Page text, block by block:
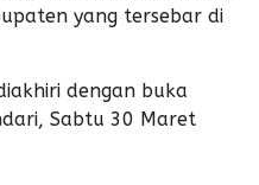
yang tersebar di
dengan buka
Sabtu 30 Maret